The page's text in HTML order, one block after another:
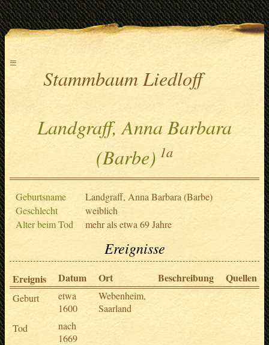
≡
Stammbaum Liedloff
Landgraff, Anna Barbara
(Barbe) 1a
Geburtsname
Landgraff, Anna Barbara (Barbe)
Geschlecht
weiblich
Alter beim Tod
mehr als etwa 69 Jahre
Ereignisse
Ereignis Datum Ort Beschreibung Quellen
Geburt
etwa
1600
Webenheim,
Saarland
Tod
nach
1669